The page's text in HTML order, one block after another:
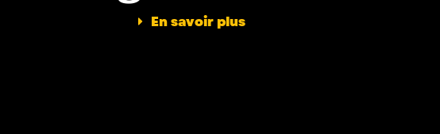
En savoir plus